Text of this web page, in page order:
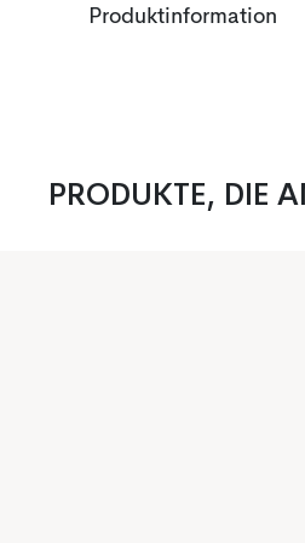
Produktinformation
PRODUKTE, DIE